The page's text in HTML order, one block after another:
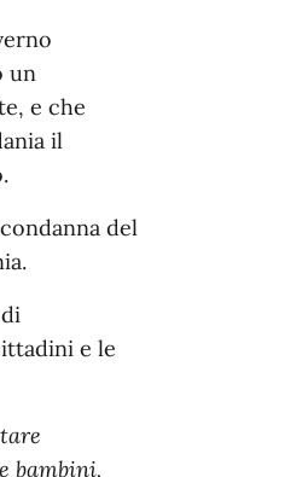
un
e che
il
del
e le
bambini,